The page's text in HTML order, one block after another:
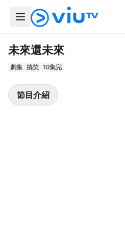
未來還未來
劇集 搞笑 10集完
節目介紹